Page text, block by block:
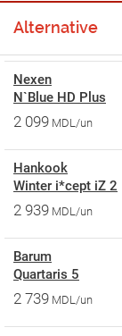
Alternative
Nexen
N`Blue HD Plus
2 099 MDL/un
Hankook
Winter i*cept iZ 2
2 939 MDL/un
Barum
Quartaris 5
2 739 MDL/un